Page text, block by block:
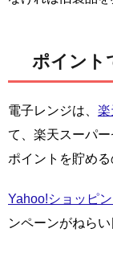
ポイント
電子レンジは、 楽
て、楽天スーパ
ポイントを貯める
Yahoo!ショッピ
ンペーンがねらい